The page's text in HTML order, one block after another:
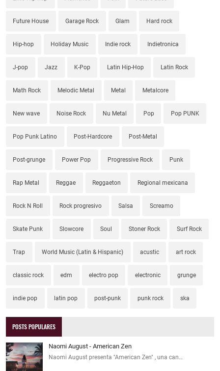
Future House Garage Rock Glam Hard rock
Hip-hop Holiday Music Indie rock Indietronica
J-pop Jazz K-Pop Latin Hip-Hop Latin Rock
Math Rock Melodic Metal Metal Metalcore
New wave Noise Rock Nu Metal Pop Pop PUNK
Pop Punk Latino Post-Hardcore Post-Metal
Post-grunge Power Pop Progressive Rock Punk
Rap Metal Reggae Reggaeton Regional mexicana
Rock N Roll Rock progresivo Salsa Screamo
Skate Punk Slowcore Soul Stoner Rock Surf Rock
Trap World Music (Latin & Hispanic) acustic art rock
classic rock edm electro pop electronic grunge
indie pop latin pop post-punk punk rock ska
POSTS POPULARES
Naomi August - American Zen
Naomi August presenta "American Zen" , una can…